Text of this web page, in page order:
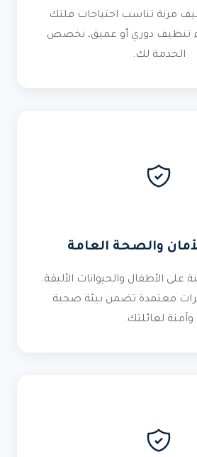
مرنة تناسب احتياجات فلتك
تنظيف دوري أو عميق، نخصص
الخدمة لك.
والصحة العامة
على الأطفال والحيوانات الأليفة.
معتمدة تضمن بيئة صحية
وآمنة لعائلتك.